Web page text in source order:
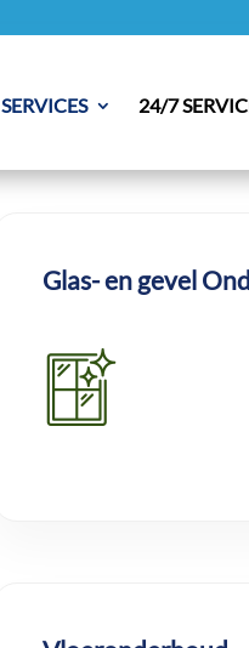
SERVICES 24/7
Glas- en gevel